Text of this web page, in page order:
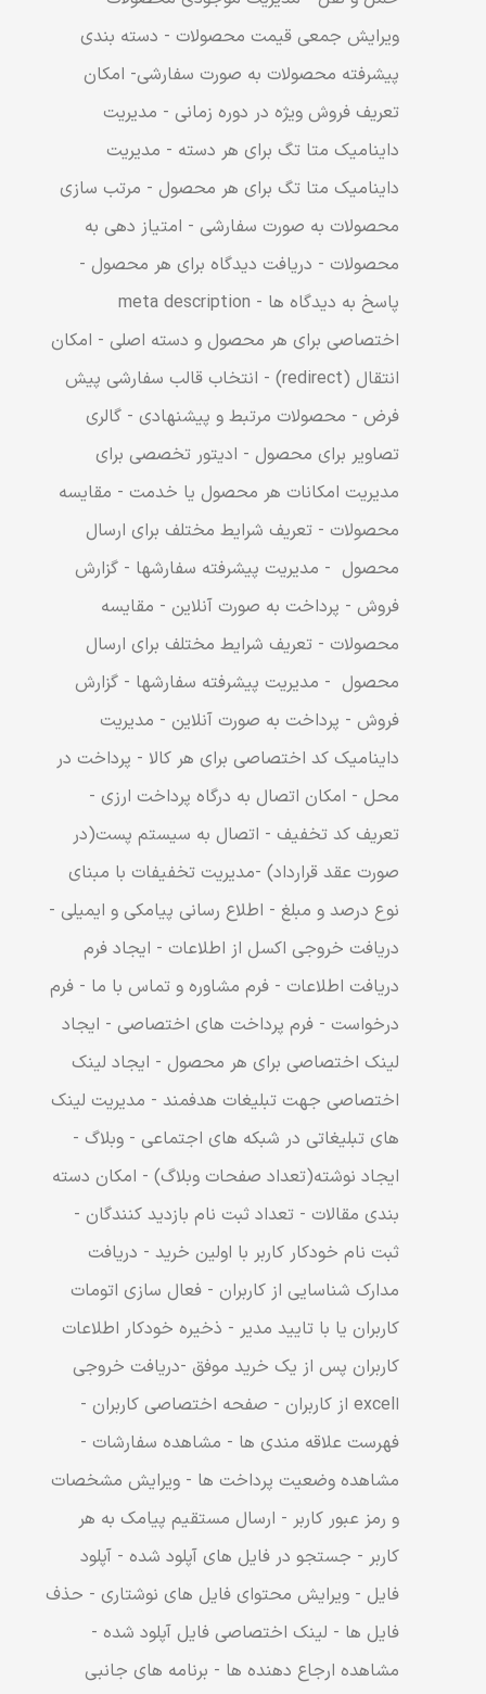
ویرایش جمعی قیمت محصولات - دسته بندی
پیشرفته محصولات به صورت سفارشی- امکان
تعریف فروش ویژه در دوره زمانی - مدیریت
داینامیک متا تگ برای هر دسته - مدیریت
داینامیک متا تگ برای هر محصول - مرتب سازی
محصولات به صورت سفارشی - امتیاز دهی به
محصولات - دریافت دیدگاه برای هر محصول -
پاسخ به دیدگاه ها - meta description
اختصاصی برای هر محصول و دسته اصلی - امکان
انتقال (redirect) - انتخاب قالب سفارشی پیش
فرض - محصولات مرتبط و پیشنهادی - گالری
تصاویر برای محصول - ادیتور تخصصی برای
مدیریت امکانات هر محصول یا خدمت - مقایسه
محصولات - تعریف شرایط مختلف برای ارسال
محصول - مدیریت پیشرفته سفارشها - گزارش
فروش - پرداخت به صورت آنلاین - مقایسه
محصولات - تعریف شرایط مختلف برای ارسال
محصول - مدیریت پیشرفته سفارشها - گزارش
فروش - پرداخت به صورت آنلاین - مدیریت
داینامیک کد اختصاصی برای هر کالا - پرداخت در
محل - امکان اتصال به درگاه پرداخت ارزی -
تعریف کد تخفیف - اتصال به سیستم پست(در
صورت عقد قرارداد) -مدیریت تخفیفات با مبنای
نوع درصد و مبلغ - اطلاع رسانی پیامکی و ایمیلی -
دریافت خروجی اکسل از اطلاعات - ایجاد فرم
دریافت اطلاعات - فرم مشاوره و تماس با ما - فرم
درخواست - فرم پرداخت های اختصاصی - ایجاد
لینک اختصاصی برای هر محصول - ایجاد لینک
اختصاصی جهت تبلیغات هدفمند - مدیریت لینک
های تبلیغاتی در شبکه های اجتماعی - وبلاگ -
ایجاد نوشته(تعداد صفحات وبلاگ) - امکان دسته
بندی مقالات - تعداد ثبت نام بازدید کنندگان -
ثبت نام خودکار کاربر با اولین خرید - دریافت
مدارک شناسایی از کاربران - فعال سازی اتومات
کاربران یا با تایید مدیر - ذخیره خودکار اطلاعات
کاربران پس از یک خرید موفق -دریافت خروجی
اexcel از کاربران - صفحه اختصاصی کاربران -
فهرست علاقه مندی ها - مشاهده سفارشات -
مشاهده وضعیت پرداخت ها - ویرایش مشخصات
و رمز عبور کاربر - ارسال مستقیم پیامک به هر
کاربر - جستجو در فایل های آپلود شده - آپلود
فایل - ویرایش محتوای فایل های نوشتاری - حذف
فایل ها - لینک اختصاصی فایل آپلود شده -
مشاهده ارجاع دهنده ها - برنامه های جانبی